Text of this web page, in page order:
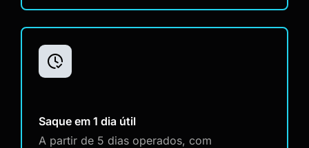
Saque em 1 dia útil
A partir de 5 dias operados, com